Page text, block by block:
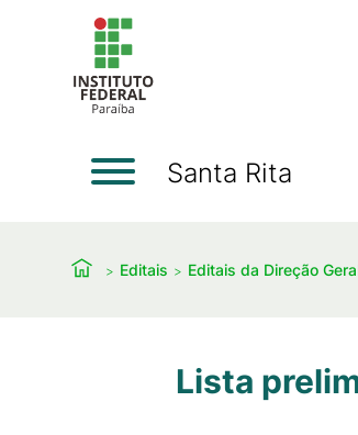
Santa Rita
Editais Editais da Direção
Lista